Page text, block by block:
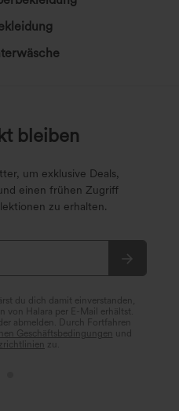
bleiben
um exklusive Deals,
einen frühen Zugriff
zu erhalten.
du dich damit einverstanden,
von Halara per E-Mail erhältst.
abmelden. Durch Fortfahren
Geschäftsbedingungen und
zu.